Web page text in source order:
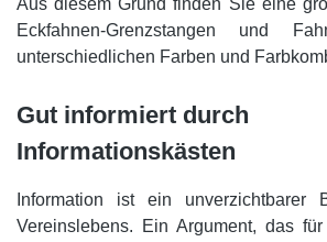
Aus diesem Grund finden Sie eine
Eckfahnen-Grenzstangen und
unterschiedlichen Farben und
Gut informiert durch
Informationskästen
Information ist ein unverzichtbarer
Vereinslebens. Ein Argument, das